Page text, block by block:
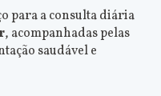
para a consulta diária
, acompanhadas pelas
saudável e